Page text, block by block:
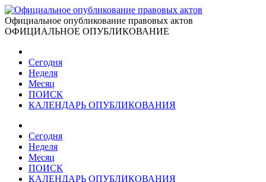
Официальное опубликование правовых актов
ОФИЦИАЛЬНОЕ ОПУБЛИКОВАНИЕ
Сегодня
Неделя
Месяц
ПОИСК
КАЛЕНДАРЬ ОПУБЛИКОВАНИЯ
Сегодня
Неделя
Месяц
ПОИСК
КАЛЕНДАРЬ ОПУБЛИКОВАНИЯ